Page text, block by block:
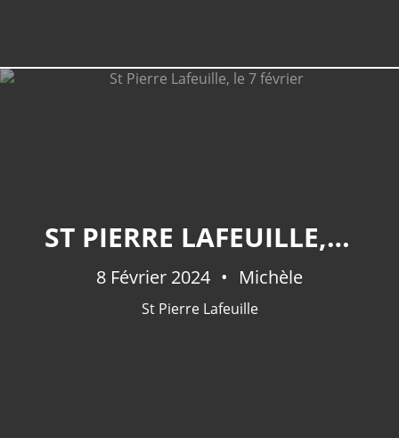
ST PIERRE LAFEUILLE, LE 7 FÉVRIER
8 Février 2024 Michèle
St Pierre Lafeuille